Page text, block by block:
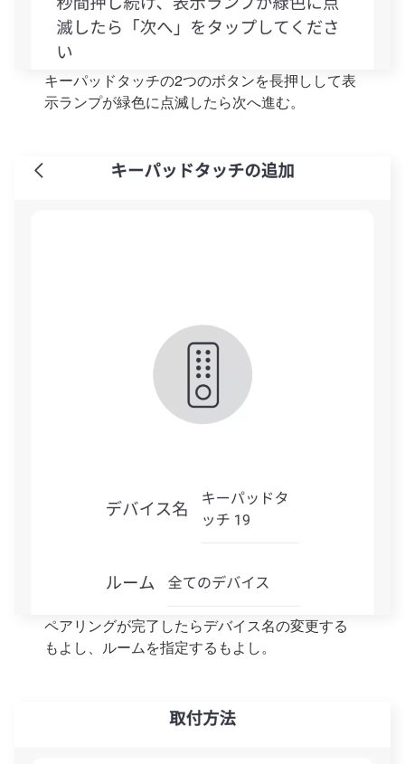
キーパッドタッチの2つのボタンを長押しして表
示ランプが緑色に点滅したら次へ進む。
ペアリングが完了したらデバイス名の変更する
もよし、ルームを指定するもよし。